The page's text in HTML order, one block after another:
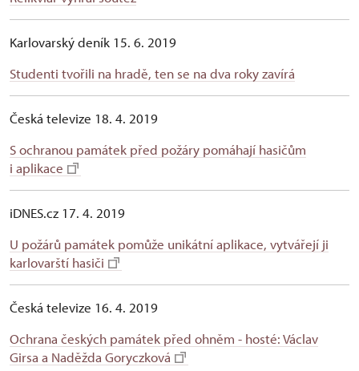
Karlovarský deník 15. 6. 2019
Studenti tvořili na hradě, ten se na dva roky zavírá
Česká televize 18. 4. 2019
S ochranou památek před požáry pomáhají hasičům
i aplikace
iDNES.cz 17. 4. 2019
U požárů památek pomůže unikátní aplikace, vytvářejí ji
karlovarští hasiči
Česká televize 16. 4. 2019
Ochrana českých památek před ohněm - hosté: Václav
Girsa a Naděžda Goryczková